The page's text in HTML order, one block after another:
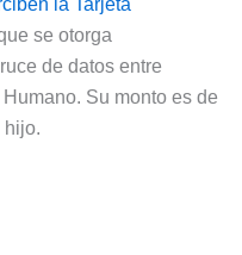
se otorga
de datos entre
Su monto es de
hijo.